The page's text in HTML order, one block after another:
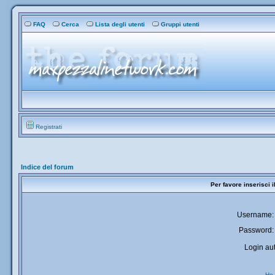
FAQ Cerca Lista degli utenti Gruppi utenti
Registrati
Indice del forum
Per favore inserisci
Username:
Password:
Login